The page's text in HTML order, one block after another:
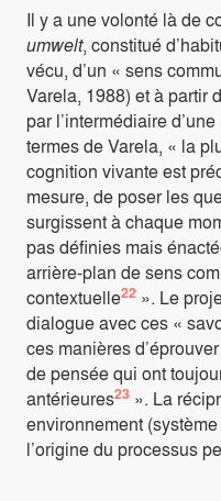
Il y a une volonté là de
umwelt, constitué
vécu, d’un « sens
Varela, 1988) et à partir
par l’intermédiaire
termes de Varela, « la
cognition vivante est
mesure, de poser les
surgissent à chaque
pas définies mais
arrière-plan de sens
contextuelle22 ». Le
dialogue avec ces «
ces manières
de pensée qui ont
antérieures23 ». La
environnement
l’origine du processus